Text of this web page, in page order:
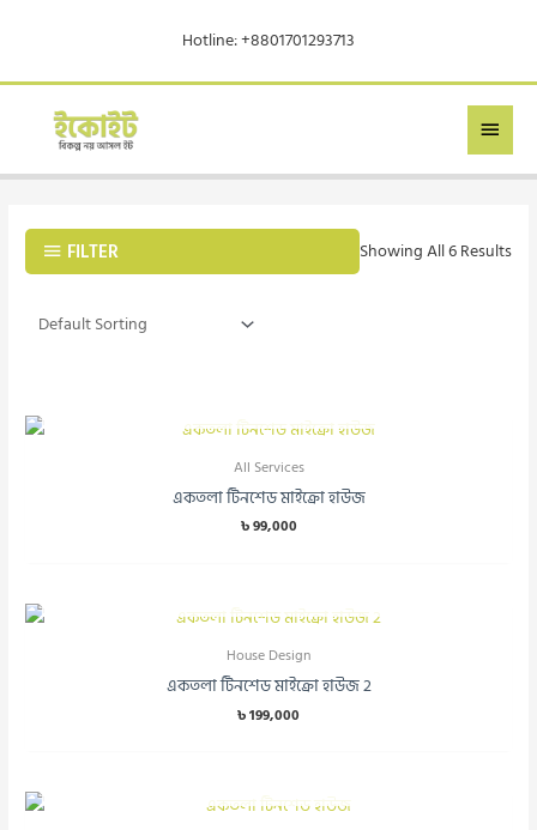
Hotline: +8801701293713
MAIN
FILTER Showing All 6 Results
All Services
একতলা টিনশেড মাইক্রো হাউজ
৳99,000
House Design
একতলা টিনশেড মাইক্রো হাউজ 2
৳199,000